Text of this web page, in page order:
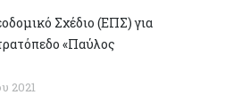
Σχέδιο (ΕΠΣ) για
«Παύλος
2021